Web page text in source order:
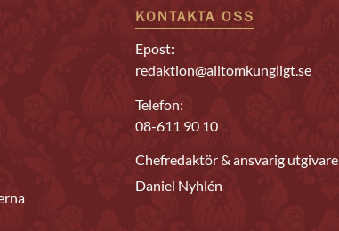
KONTAKTA OSS
Epost:
redaktion@alltomkungligt.se
Telefon:
08-611 90 10
Chefredaktör & ansvarig utgivare
Daniel Nyhlén